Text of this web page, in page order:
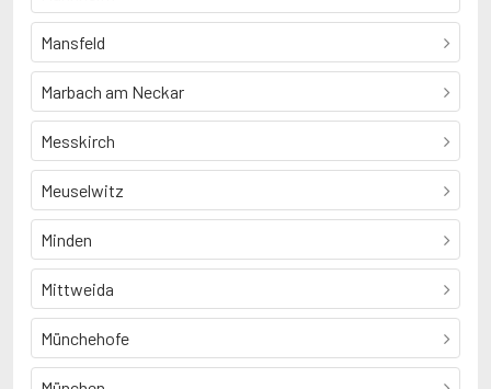
Mansfeld
Marbach am Neckar
Messkirch
Meuselwitz
Minden
Mittweida
Münchehofe